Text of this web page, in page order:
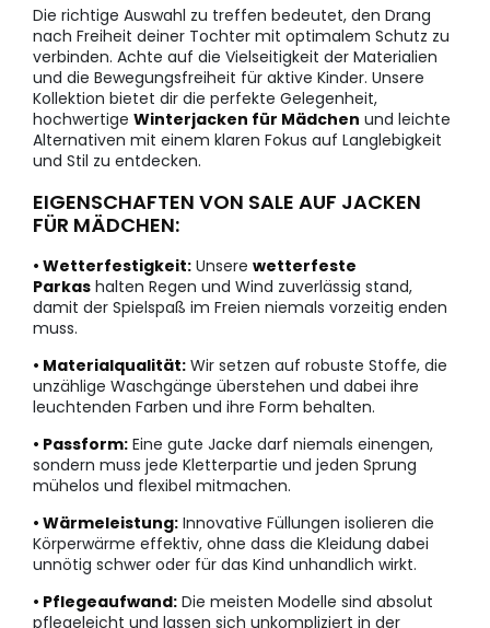
Die richtige Auswahl zu treffen bedeutet, den Drang
nach Freiheit deiner Tochter mit optimalem Schutz zu
verbinden. Achte auf die Vielseitigkeit der Materialien
und die Bewegungsfreiheit für aktive Kinder. Unsere
Kollektion bietet dir die perfekte Gelegenheit,
hochwertige Winterjacken für Mädchen und leichte
Alternativen mit einem klaren Fokus auf Langlebigkeit
und Stil zu entdecken.
EIGENSCHAFTEN VON SALE AUF JACKEN
FÜR MÄDCHEN:
• Wetterfestigkeit: Unsere wetterfeste
Parkas halten Regen und Wind zuverlässig stand,
damit der Spielspaß im Freien niemals vorzeitig enden
muss.
• Materialqualität: Wir setzen auf robuste Stoffe, die
unzählige Waschgänge überstehen und dabei ihre
leuchtenden Farben und ihre Form behalten.
• Passform: Eine gute Jacke darf niemals einengen,
sondern muss jede Kletterpartie und jeden Sprung
mühelos und flexibel mitmachen.
• Wärmeleistung: Innovative Füllungen isolieren die
Körperwärme effektiv, ohne dass die Kleidung dabei
unnötig schwer oder für das Kind unhandlich wirkt.
• Pflegeaufwand: Die meisten Modelle sind absolut
pflegeleicht und lassen sich unkompliziert in der